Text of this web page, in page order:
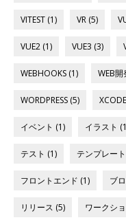
VITEST (1) VR (5)
VUE2 (1) VUE3 (3)
WEBHOOKS (1) WEB開
WORDPRESS (5)
イベント (1) イラスト
テスト (1) テンプレー
フロントエンド (1) ブ
リリース (5) ワークシ